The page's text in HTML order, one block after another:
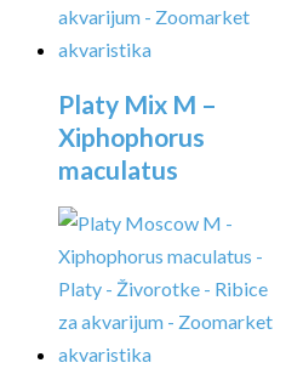
Platy Mix M –
Xiphophorus
maculatus